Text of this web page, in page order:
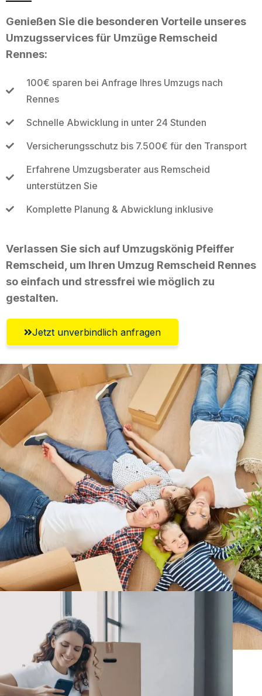
Genießen Sie die besonderen Vorteile unseres
Umzugsservices für Umzüge Remscheid
Rennes:
100€ sparen bei Anfrage Ihres Umzugs nach
Rennes
Schnelle Abwicklung in unter 24 Stunden
Versicherungsschutz bis 7.500€ für den Transport
Erfahrene Umzugsberater aus Remscheid
unterstützen Sie
Komplette Planung & Abwicklung inklusive
Verlassen Sie sich auf Umzugskönig Pfeiffer
Remscheid, um Ihren Umzug Remscheid Rennes
so einfach und stressfrei wie möglich zu
gestalten.
Jetzt unverbindlich anfragen